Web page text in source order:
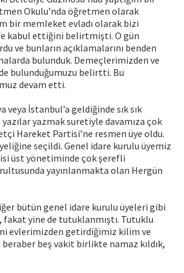
Okulu’nda öğretmen olarak
bir memleket evladı olarak bizi
kabul ettiğini belirtmişti. O gün
ve bunların açıklamalarını benden
bulunduk. Demeçlerimizden ve
bulunduğumuzu belirtti. Bu
devam etti.
İstanbul’a geldiğinde sık sık
yazmak suretiyle davamıza çok
Hareket Partisi’ne resmen üye oldu.
seçildi. Genel idare kurulu üyemiz
üst yönetiminde çok şerefli
yayınlanmakta olan Hergün
bütün genel idare kurulu üyeleri gibi
fakat yine de tutuklanmıştı. Tutuklu
evlerimizden getirdiğimiz kilim ve
beş vakit birlikte namaz kıldık,